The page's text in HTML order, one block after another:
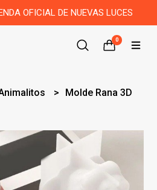
OFICIAL DE NUEVAS LUCES
0
Molde Rana 3D